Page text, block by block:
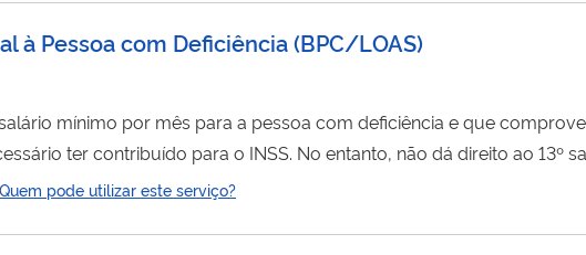
à Pessoa com Deficiência (BPC/LOAS)
mínimo por mês para a pessoa com deficiência e que comprove ser
ter contribuído para o INSS. No entanto, não dá direito ao 13º
pedido é realizado totalmente pela internet, você não precisa ir ao INSS.
Quem pode utilizar este serviço?